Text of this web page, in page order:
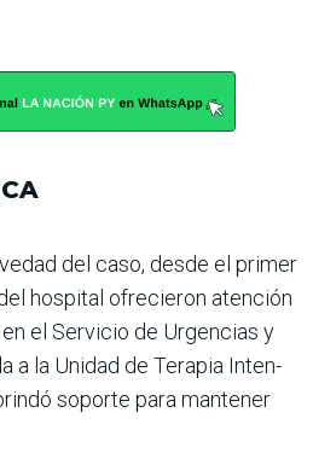
del caso, desde el pri­mer
hospital ofrecieron aten­ción
el Servicio de Urgencias y
a la Unidad de Terapia Inten­
soporte para mantener